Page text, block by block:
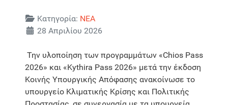
Λεπτομέρειες
Κατηγορία: ΝΕΑ
28 Απριλίου 2026
Την υλοποίηση των προγραμμάτων «Chios Pass
2026» και «Kythira Pass 2026» μετά την έκδοση
Κοινής Υπουργικής Απόφασης ανακοίνωσε το
υπουργείο Κλιματικής Κρίσης και Πολιτικής